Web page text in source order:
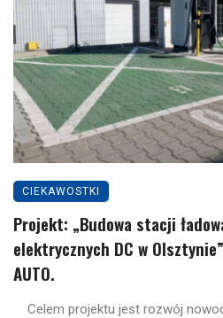
CIEKAWOSTKI
Projekt: „Budowa stacji
elektrycznych DC w
AUTO.
Celem projektu jest rozwój